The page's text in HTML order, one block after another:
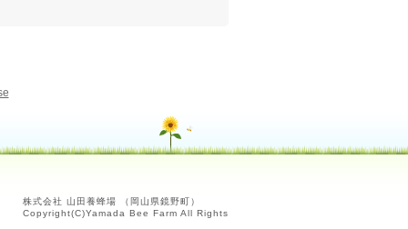
株式会社 山田養蜂場 （岡山県鏡野町）
Copyright(C)Yamada Bee Farm All Rights